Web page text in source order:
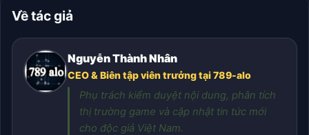
Về tác giả
Nguyễn Thành Nhân
CEO & Biên tập viên trưởng tại 789-alo
Phụ trách kiểm duyệt nội dung, phân tích
thị trường game và cập nhật tin tức mới
cho độc giả Việt Nam.